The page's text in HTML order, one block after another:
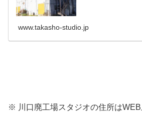
www.takasho-studio.jp
※ 川口廃工場スタジオの住所は